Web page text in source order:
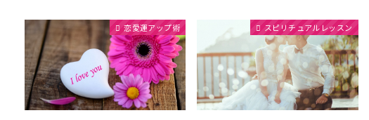
恋愛運アップ術 スピリチュアルレッスン